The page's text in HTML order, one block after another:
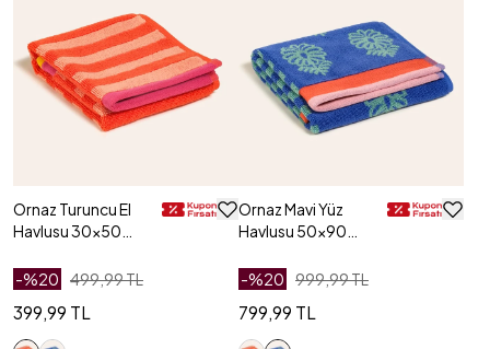
Ornaz Turuncu El
Havlusu 30x50
-%20 499,99 TL
399,99 TL
Ornaz Mavi Yüz
Havlusu 50x90
-%20 999,99 TL
799,99 TL